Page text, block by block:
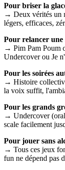
Pour briser la
→ Deux vérités un
légers, efficaces,
Pour relancer une
→ Pim Pam Poum
Undercover ou Je
Pour les soirées
→ Histoire
la voix suffit,
Pour les grands
→ Undercover
scale facilement
Pour jouer sans
→ Tous ces jeux
fun ne dépend pas